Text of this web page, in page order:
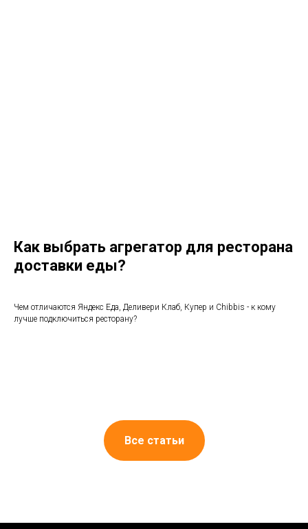
Как выбрать агрегатор для ресторана
доставки еды?
Чем отличаются Яндекс Еда, Деливери Клаб, Купер и Chibbis - к кому
лучше подключиться ресторану?
Все статьи